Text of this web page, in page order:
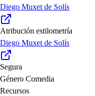
Diego Muxet de Solís
Atribución estilometría
Diego Muxet de Solís
Segura
Género Comedia
Recursos